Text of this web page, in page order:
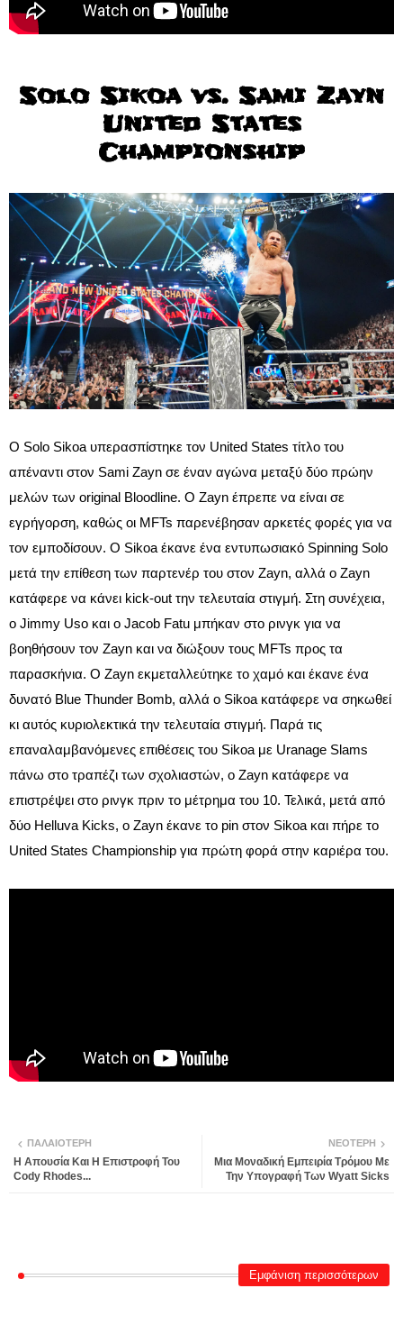
Solo Sikoa vs. Sami Zayn
United States
Championship
Ο Solo Sikoa υπερασπίστηκε τον United States τίτλο του
απέναντι στον Sami Zayn σε έναν αγώνα μεταξύ δύο πρώην
μελών των original Bloodline. Ο Zayn έπρεπε να είναι σε
εγρήγορση, καθώς οι MFTs παρενέβησαν αρκετές φορές για να
τον εμποδίσουν. Ο Sikoa έκανε ένα εντυπωσιακό Spinning Solo
μετά την επίθεση των παρτενέρ του στον Zayn, αλλά ο Zayn
κατάφερε να κάνει kick-out την τελευταία στιγμή. Στη συνέχεια,
ο Jimmy Uso και ο Jacob Fatu μπήκαν στο ρινγκ για να
βοηθήσουν τον Zayn και να διώξουν τους MFTs προς τα
παρασκήνια. Ο Zayn εκμεταλλεύτηκε το χαμό και έκανε ένα
δυνατό Blue Thunder Bomb, αλλά ο Sikoa κατάφερε να σηκωθεί
κι αυτός κυριολεκτικά την τελευταία στιγμή. Παρά τις
επαναλαμβανόμενες επιθέσεις του Sikoa με Uranage Slams
πάνω στο τραπέζι των σχολιαστών, ο Zayn κατάφερε να
επιστρέψει στο ρινγκ πριν το μέτρημα του 10. Τελικά, μετά από
δύο Helluva Kicks, ο Zayn έκανε το pin στον Sikoa και πήρε το
United States Championship για πρώτη φορά στην καριέρα του.
ΝΕΌΤΕΡΗ
Μια Μοναδική Εμπειρία Τρόμου Με
Την Υπογραφή Των Wyatt Sicks
ΠΑΛΑΙΌΤΕΡΗ
Η Απουσία Και Η Επιστροφή Του
Cody Rhodes...
Εμφάνιση περισσότερων